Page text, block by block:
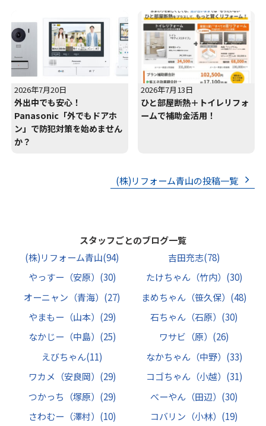
2026年7月20日
外出中でも安心！
Panasonic「外でもドアホ
ン」で防犯対策を始めません
か？
2026年7月13日
ひと部屋断熱＋トイレリフォ
ームで補助金活用！
(株)リフォーム青山の投稿一覧
スタッフごとのブログ一覧
(株)リフォーム青山(94) 吉田充志(78)
やっすー（安原） (30) たけちゃん（竹内） (30)
オーニャン（青海） (27) まめちゃん（笹久保） (48)
やまもー（山本） (29) 石ちゃん（石原） (30)
なかじー（中島） (25) ワサビ（原） (26)
えびちゃん(11) なかちゃん（中野） (33)
ワカメ（安良岡） (29) コゴちゃん（小越） (31)
つかっち（塚原） (29) べーやん（田辺） (30)
さわむー（澤村） (10) コバリン（小林） (19)